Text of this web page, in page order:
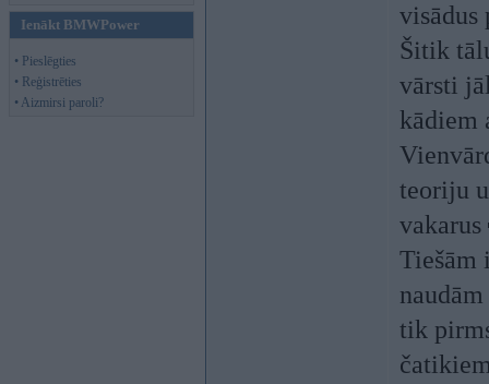
Ienākt BMWPower
• Pieslēgties
• Reģistrēties
• Aizmirsi paroli?
visādus
Šitik
vārsti
kādiem
teoriju
vakarus
Tiešām
tik